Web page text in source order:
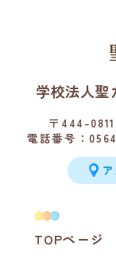
TOPページ
学校法人聖
〒444-
電話番号：